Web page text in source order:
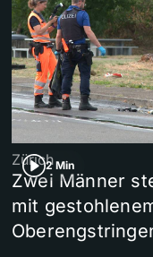
2 Min
Zürich
Zwei Männer
mit